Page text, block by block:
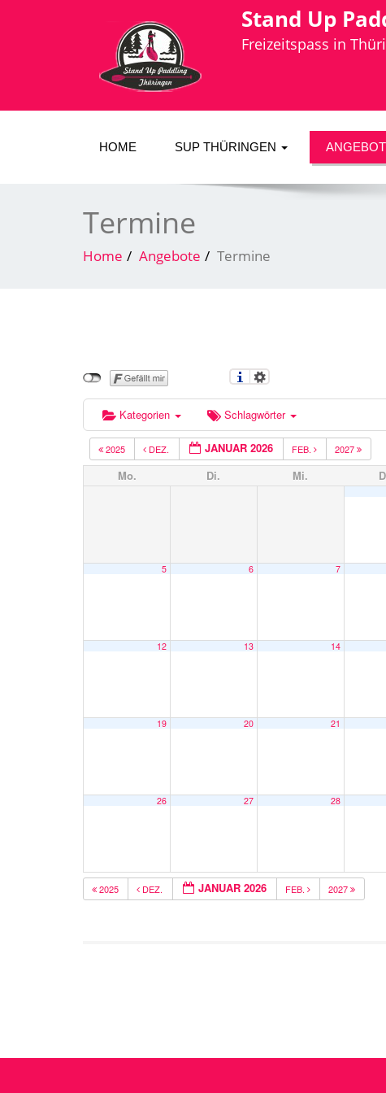
Stand Up
Freizeitspass in
HOME SUP THÜRINGEN
Termine
Home Angebote Termine
Kategorien Schlagwörter
2025 DEZ. JANUAR 2026 FEB. 2027
Mo. Di. Mi.
5 6 7
12 13 14
19 20 21
26 27 28
2025 DEZ. JANUAR 2026 FEB. 2027